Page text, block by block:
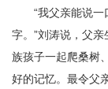
“我父亲能说
字。”刘涛说，父
族孩子一起爬桑树
好的记忆。最令父